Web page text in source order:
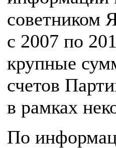
советником
с 2007 по
крупные
счетов
в рамках
По